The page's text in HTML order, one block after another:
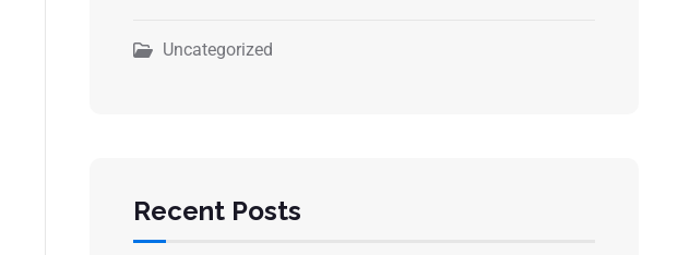
Uncategorized
Recent Posts